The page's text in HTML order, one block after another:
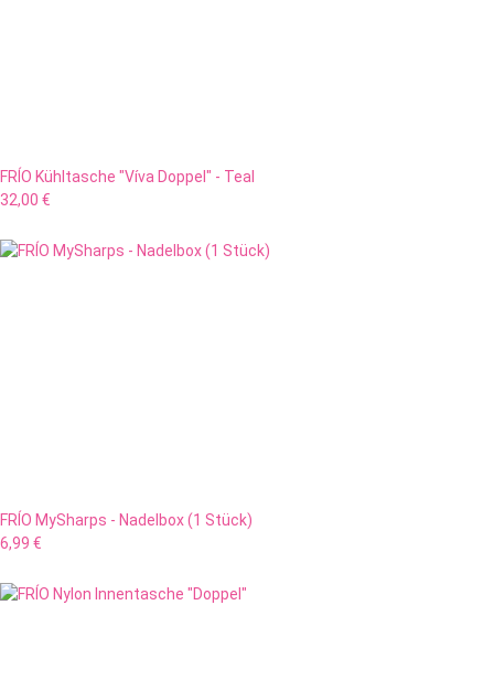
FRÍO Kühltasche "Víva Doppel" - Teal
32,00 €
FRÍO MySharps - Nadelbox (1 Stück)
6,99 €